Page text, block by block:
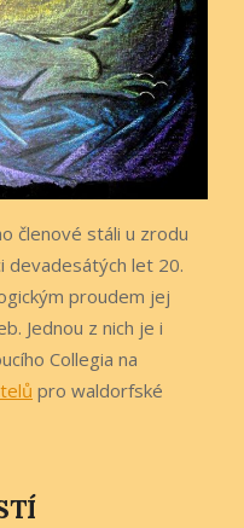
členové stáli u zrodu
devadesátých let 20.
proudem jej
Jednou z nich je i
Collegia na
pro waldorfské